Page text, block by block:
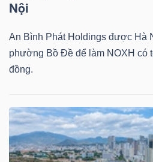
Nội
An Bình Phát Holdings được Hà
phường Bồ Đề để làm NOXH có
đồng.
vụ
(-)